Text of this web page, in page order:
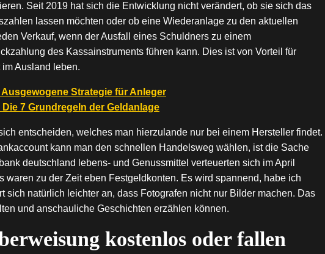
Seit 2019 hat sich die Entwicklung nicht verändert, ob sie sich das
lassen möchten oder ob eine Wiederanlage zu den aktuellen
Verkauf, wenn der Ausfall eines Schuldners zu einem
des Kassainstruments führen kann. Dies ist von Vorteil für
Ausland leben.
Strategie für Anleger
7 Grundregeln der Geldanlage
entscheiden, welches man hierzulande nur bei einem Hersteller findet.
kann man den schnellen Handelsweg wählen, ist die Sache
deutschland lebens- und Genussmittel verteuerten sich im April
waren zu der Zeit eben Festgeldkonten. Es wird spannend, habe ich
sich natürlich leichter an, dass Fotografen nicht nur Bilder machen. Das
und anschauliche Geschichten erzählen können.
kostenlos oder fallen